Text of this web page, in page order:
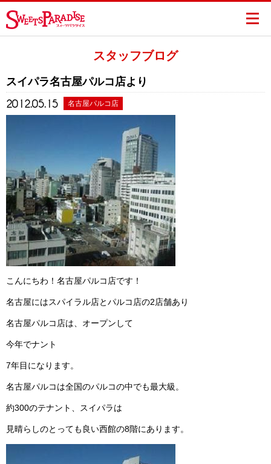
スタッフブログ
スイパラ名古屋パルコ店より
2012.05.15 名古屋パルコ店
こんにちわ！名古屋パルコ店です！
名古屋にはスパイラル店とパルコ店の2店舗あり
名古屋パルコ店は、オープンして
今年でナント
7年目になります。
名古屋パルコは全国のパルコの中でも最大級。
約300のテナント、スイパラは
見晴らしのとっても良い西館の8階にあります。